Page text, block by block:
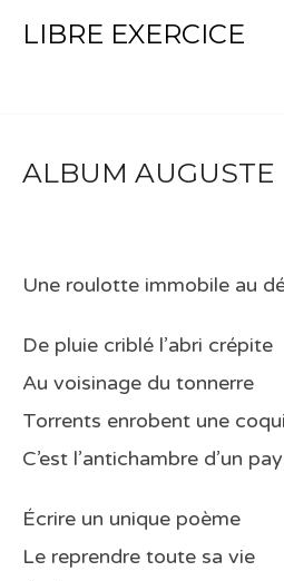
LIBRE EXERCICE
ALBUM AUGUSTE
Une roulotte immobile au
De pluie criblé l’abri crépite
Au voisinage du tonnerre
Torrents enrobent une
C’est l’antichambre d’un
Écrire un unique poème
Le reprendre toute sa vie